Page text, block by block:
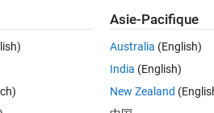
& then also
le 18 Avr
Asie-Pacifique
Australia (English)
India (English)
New Zealand